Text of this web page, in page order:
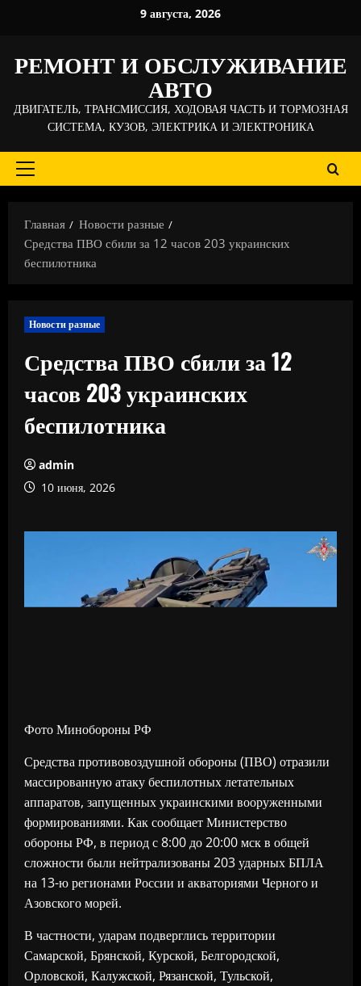
9 августа, 2026
РЕМОНТ И ОБСЛУЖИВАНИЕ
АВТО
ДВИГАТЕЛЬ, ТРАНСМИССИЯ, ХОДОВАЯ ЧАСТЬ И ТОРМОЗНАЯ
СИСТЕМА, КУЗОВ, ЭЛЕКТРИКА И ЭЛЕКТРОНИКА
Основное
Главная
Новости разные
Средства ПВО сбили за 12 часов 203 украинских
беспилотника
Новости разные
Средства ПВО сбили за 12
часов 203 украинских
беспилотника
admin
10 июня, 2026
Фото Минобороны РФ
Средства противовоздушной обороны (ПВО) отразили
массированную атаку беспилотных летательных
аппаратов, запущенных украинскими вооруженными
формированиями. Как сообщает Министерство
обороны РФ, в период с 8:00 до 20:00 мск в общей
сложности были нейтрализованы 203 ударных БПЛА
на 13-ю регионами России и акваториями Черного и
Азовского морей.
В частности, ударам подверглись территории
Самарской, Брянской, Курской, Белгородской,
Орловской, Калужской, Рязанской, Тульской,